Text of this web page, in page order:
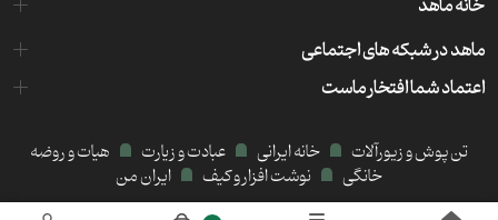
خانه ماهد
ماهد در شبکه های اجتماعی
اعتماد شما افتخار ماست
تن پوش و زیورآلات خانه ایرانی عبادت و زیارت
هیات و روضه
خانگی
نوشت افزار و کیف
ایران من